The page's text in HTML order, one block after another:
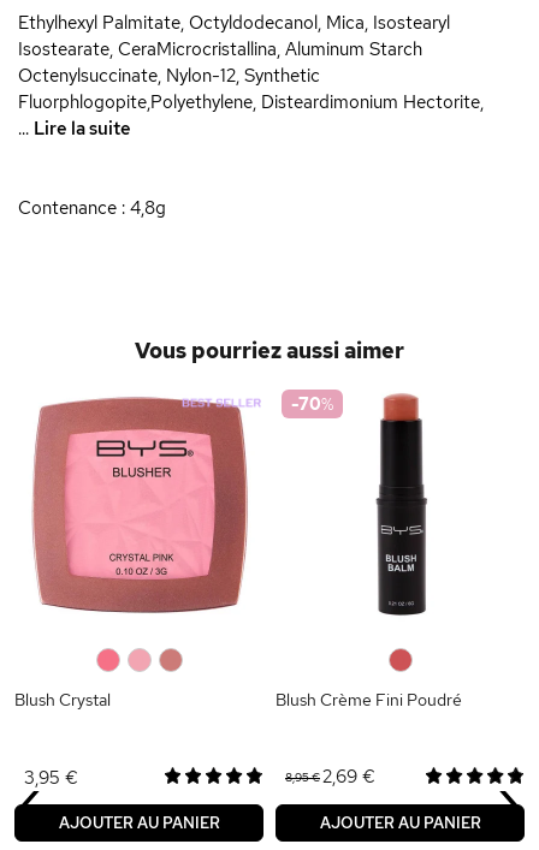
Ethylhexyl Palmitate, Octyldodecanol, Mica, Isostearyl
Isostearate, CeraMicrocristallina, Aluminum Starch
Octenylsuccinate, Nylon-12, Synthetic
Fluorphlogopite,Polyethylene, Disteardimonium Hectorite,
... Lire la suite
Contenance : 4,8g
Vous pourriez aussi aimer
Blush Crystal
3,95 €
AJOUTER AU PANIER
-70%
Blush Crème Fini Poudré
8,95 €2,69 €
AJOUTER AU PANIER
‹ ›